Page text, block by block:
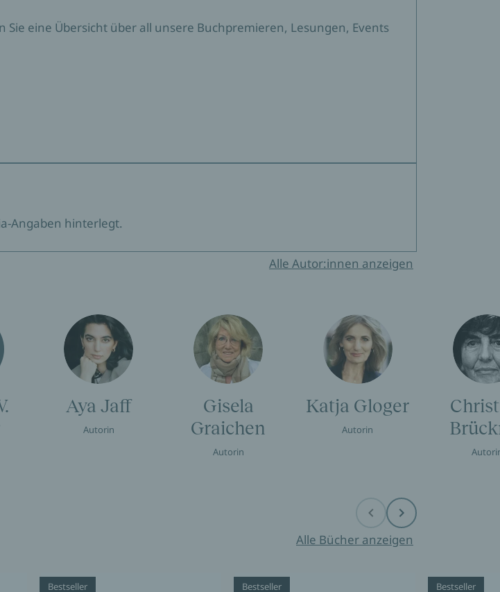
eine Übersicht über all unsere Buchpremieren, Lesungen, Events
Angaben hinterlegt.
Alle Autor:innen anzeigen
Aya Jaff
Autorin
Gisela
Graichen
Autorin
Katja Gloger
Autorin
Before Next
Alle Bücher anzeigen
Bestseller Bestseller Bestseller